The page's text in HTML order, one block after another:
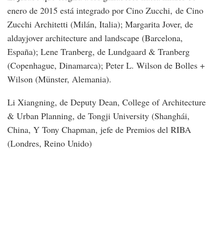
enero de 2015 está integrado por Cino Zucchi, de Cino
Zucchi Architetti (Milán, Italia); Margarita Jover, de
aldayjover architecture and landscape (Barcelona,
España); Lene Tranberg, de Lundgaard & Tranberg
(Copenhague, Dinamarca); Peter L. Wilson de Bolles +
Wilson (Münster, Alemania).
Li Xiangning, de Deputy Dean, College of Architecture
& Urban Planning, de Tongji University (Shanghái,
China, Y Tony Chapman, jefe de Premios del RIBA
(Londres, Reino Unido)